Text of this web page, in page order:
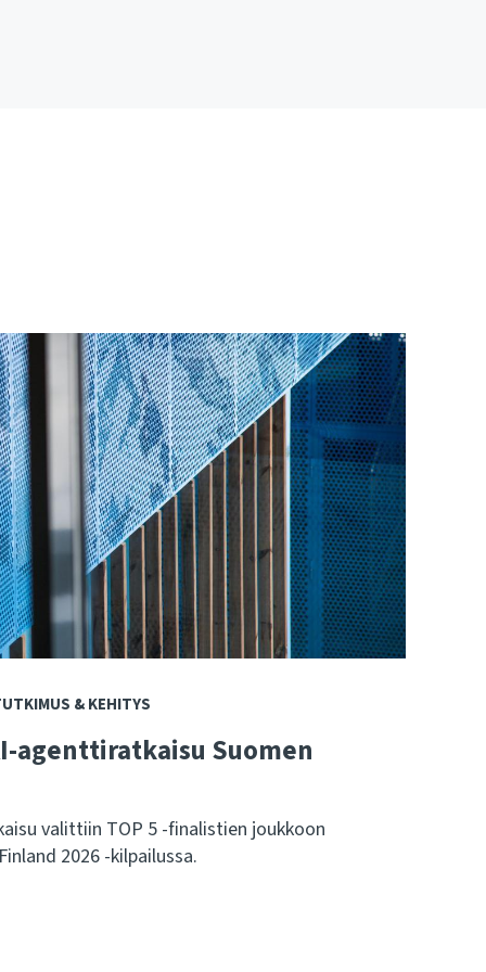
& KEHITYS
agenttiratkaisu Suomen
valittiin TOP 5 -finalistien joukkoon
2026 -kilpailussa.